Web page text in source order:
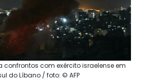
confrontos com exército israelense em
do Líbano / foto: © AFP